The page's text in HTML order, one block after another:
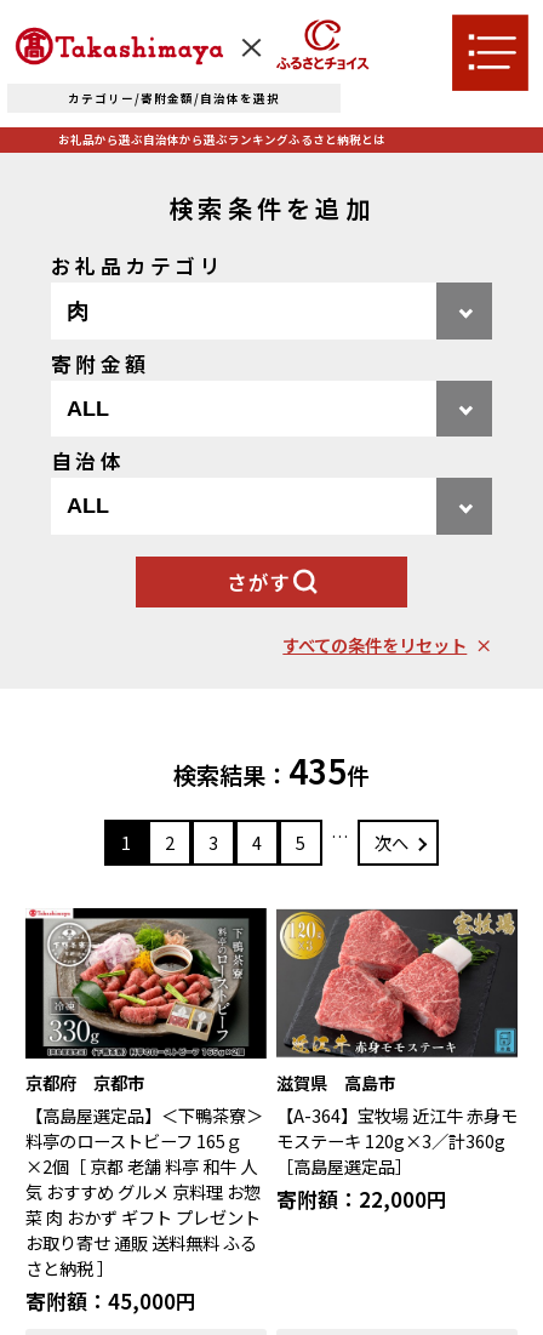
カテゴリー/寄附金額/自治体を選択
お礼品から選ぶ
米・パン
魚貝類
野菜類
卵（鶏、
烏骨鶏等）
お酒
菓子
調味料・油
旅行
チケット等
雑貨・日用品
美容
ファッション
工芸品・
装飾品
自治体から選ぶ
千歳市（北海道）
石狩市（北海道）小樽市（北海道）
枝幸町（北海道）
蓬田村（青森県）花巻市（岩手県）
関東エリア
小田原市（神奈川県）
三浦市（神奈川県）
中部エリア
新発田市（新潟県）南魚沼市（新潟県）
輪島市（石川県）加賀市（石川県）
鯖江市（福井県）
若狭町（福井県）
都留市（山梨県）岐阜県（岐阜県）
高山市（岐阜県）関市（岐阜県）
中津川市（岐阜県） 美濃加茂市（岐阜県）
郡上市（岐阜県）浜松市（静岡県）
富士市（静岡県）
よくある質問と お問い合わせ
お礼品から選ぶ自治体から選ぶランキングふるさと納税とは
検索条件を追加
お礼品カテゴリ
寄附金額
自治体
さがす
すべての条件をリセット
検索結果： 435件
1 2 3 4 5 … 次へ
京都府 京都市
【高島屋選定品】＜下鴨茶寮＞
料亭のローストビーフ 165ｇ
×2個［ 京都 老舗 料亭 和牛 人
気 おすすめ グルメ 京料理 お惣
菜 肉 おかず ギフト プレゼント
お取り寄せ 通販 送料無料 ふる
さと納税 ］
寄附額：45,000円
滋賀県 高島市
【A-364】宝牧場 近江牛 赤身モ
モステーキ 120g×3／計360g
［高島屋選定品］
寄附額：22,000円